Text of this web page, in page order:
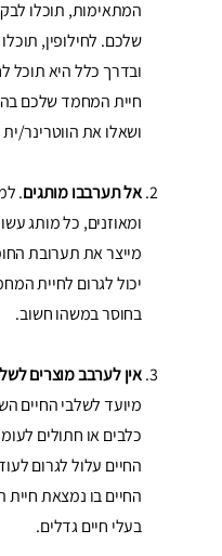
המתאימות, תוכלו
שלכם. לחילופין,
ובדרך כלל היא תוכל
חיית המחמד שלכם
ושאלו את הווטרינר/
אל תערבבו מותגים.
ומאוזנים, כל מותג
מייצר את תערובת
יכול לגרום לחיית
בחוסר במשהו חשוב.
אין לערבב מוצרים
מיועד לשלבי החיים
כלבים או חתולים
החיים עלול לגרום
החיים בו נמצאת
בעלי חיים גדלים.